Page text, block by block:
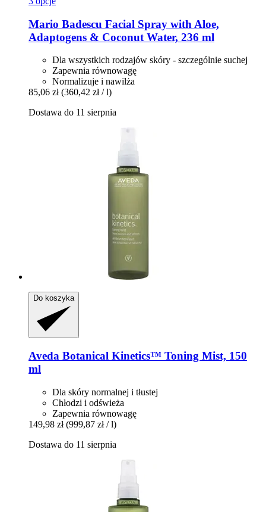
Mario Badescu Facial Spray with Aloe,
Adaptogens & Coconut Water, 236 ml
Dla wszystkich rodzajów skóry - szczególnie suchej
Zapewnia równowagę
Normalizuje i nawilża
85,06 zł (360,42 zł / l)
Dostawa do 11 sierpnia
Do koszyka
Aveda Botanical Kinetics™ Toning Mist, 150
ml
Dla skóry normalnej i tłustej
Chłodzi i odświeża
Zapewnia równowagę
149,98 zł (999,87 zł / l)
Dostawa do 11 sierpnia